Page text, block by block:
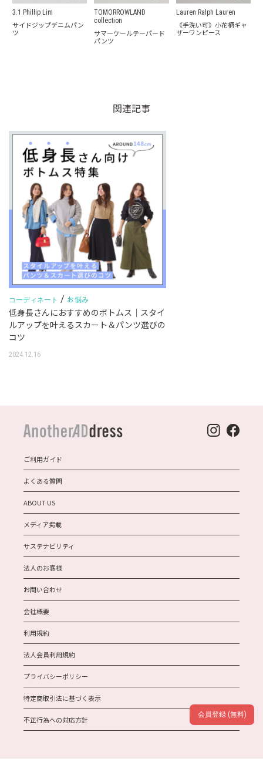
3.1 Phillip Lim
サイドジップデニムパン
ツ
TOMORROWLAND
collection
サマーウールテーパード
パンツ
Lauren Ralph Lauren
《手洗い可》小花柄ギャ
ザーワンピース
関連記事
コーディネート / お悩み
低身長さんにおすすめのボトムス｜スタイ
ルアップを叶えるスカート＆パンツ選びの
コツ
2024.12.16
ご利用ガイド
よくある質問
ABOUT US
メディア掲載
サステナビリティ
法人のお客様
お問い合わせ
会社概要
利用規約
法人会員利用規約
プライバシーポリシー
特定商取引法に基づく表示
不正行為への対応方針
会員登録 (無料)